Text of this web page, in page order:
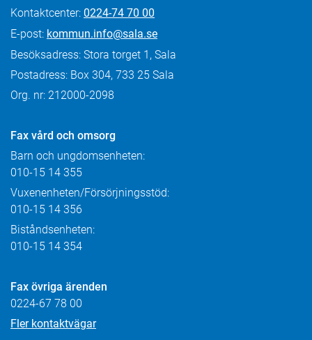
Kontaktcenter: 0224-74 70 00
E-post: kommun.info@sala.se
Besöksadress: Stora torget 1, Sala
Postadress: Box 304, 733 25 Sala
Org. nr: 212000-2098
Fax vård och omsorg
Barn och ungdomsenheten:
010-15 14 355
Vuxenenheten/Försörjningsstöd:
010-15 14 356
Biståndsenheten:
010-15 14 354
Fax övriga ärenden
0224-67 78 00
Fler kontaktvägar